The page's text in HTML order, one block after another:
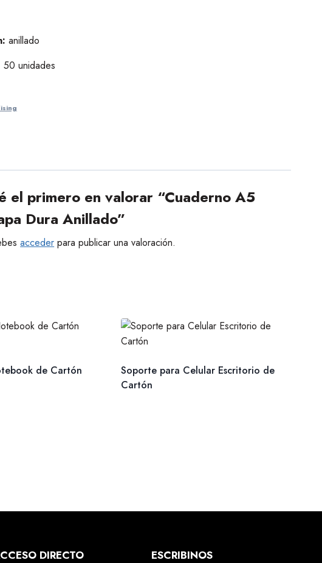
anillado
50 unidades
el primero en valorar “Cuaderno A5
Dura Anillado”
acceder para publicar una valoración.
de Cartón
Soporte para Celular Escritorio de
Cartón
DIRECTO ESCRIBINOS